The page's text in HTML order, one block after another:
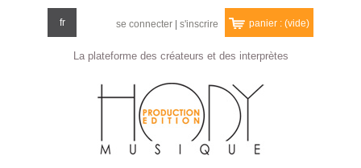
La plateforme des créateurs et des interprètes
fr se connecter s'inscrire panier : (vide)